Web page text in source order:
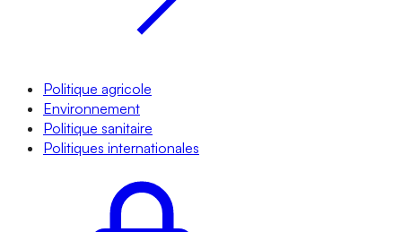
Politique agricole
Environnement
Politique sanitaire
Politiques internationales